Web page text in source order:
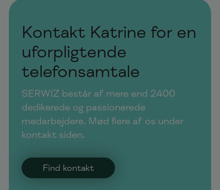
Kontakt Katrine for en
uforpligtende
telefonsamtale
SERWIZ består af mere end 2400
dedikerede og passionerede
medarbejdere. Mød flere af os under
kontakt siden.
Find kontakt